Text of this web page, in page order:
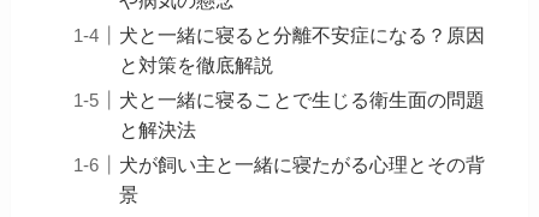
犬と一緒に寝ると分離不安症になる？原因
と対策を徹底解説
犬と一緒に寝ることで生じる衛生面の問題
と解決法
犬が飼い主と一緒に寝たがる心理とその背
景